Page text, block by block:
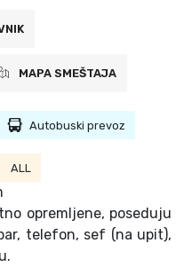
MAPA SMEŠTAJA
Autobuski prevoz
ALL
opremljene, poseduju
telefon, sef (na upit),